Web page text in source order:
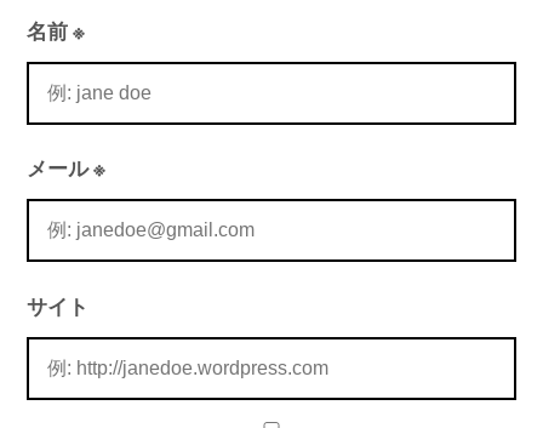
名前※
メール※
サイト